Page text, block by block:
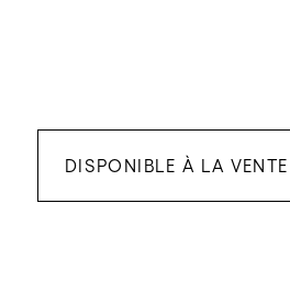
DISPONIBLE À LA VENTE